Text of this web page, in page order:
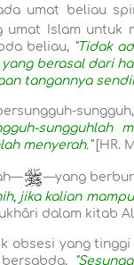
umat beliau
umat Islam
beliau,"Tidak
berasal dari
tangannya
sungguhlah
menyerah."[HR.
—yang
jika kalian
dalam kitab
obsesi yang